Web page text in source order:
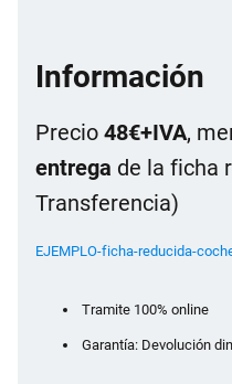
Información
Precio 48€+IVA,
entrega de la ficha
Transferencia)
EJEMPLO-ficha-reducida-
Tramite 100% online
Garantía: Devolución